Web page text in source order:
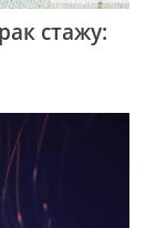
стажу: